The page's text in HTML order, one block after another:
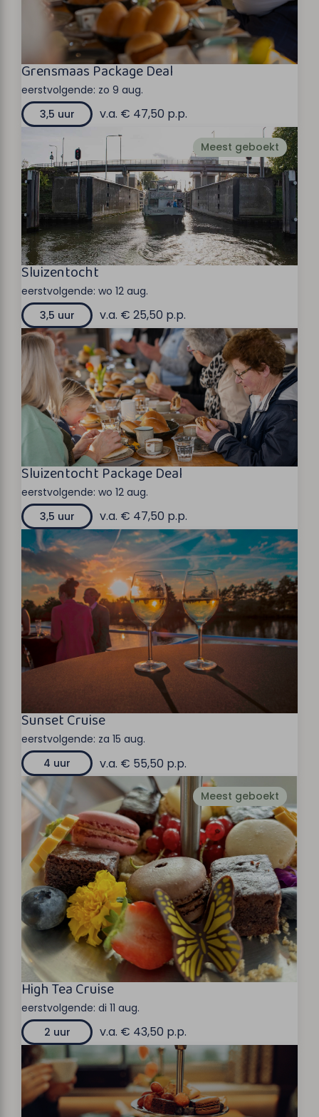
Grensmaas Package Deal
eerstvolgende: zo 9 aug.
3,5 uur
v.a. € 47,50 p.p.
Meest geboekt
Sluizentocht
eerstvolgende: wo 12 aug.
3,5 uur
v.a. € 25,50 p.p.
Sluizentocht Package Deal
eerstvolgende: wo 12 aug.
3,5 uur
v.a. € 47,50 p.p.
Sunset Cruise
eerstvolgende: za 15 aug.
4 uur
v.a. € 55,50 p.p.
Meest geboekt
High Tea Cruise
eerstvolgende: di 11 aug.
2 uur
v.a. € 43,50 p.p.